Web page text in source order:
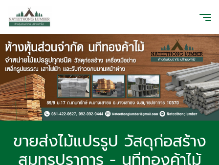
ขายส่งไม้แปรรูป วัสดุก่อสร้าง
สมุทรปราการ - นทีทองค้าไม้